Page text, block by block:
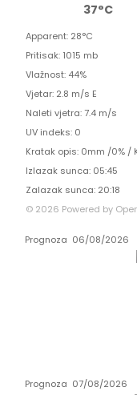
37°C
Apparent: 28°C
Pritisak: 1015 mb
Vlažnost: 44%
Vjetar: 2.8 m/s E
Naleti vjetra: 7.4 m/s
UV indeks: 0
Kratak opis: 0mm /0%/
Izlazak sunca: 05:45
Zalazak sunca: 20:18
© 2026 Powered by
Prognoza 06/08/2026
Prognoza 07/08/2026